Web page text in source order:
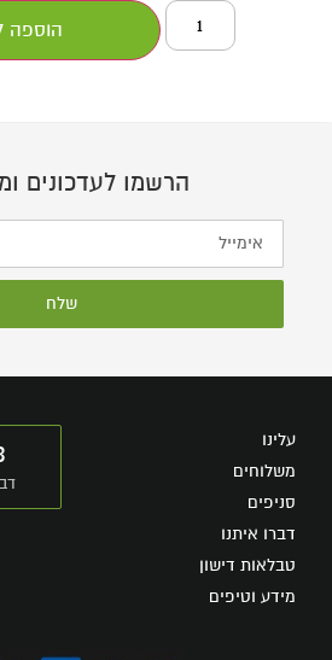
הוספה
הרשמו לעדכונים
שלח
עלינו
משלוחים
סניפים
דברו איתנו
טבלאות דישון
מידע וטיפים